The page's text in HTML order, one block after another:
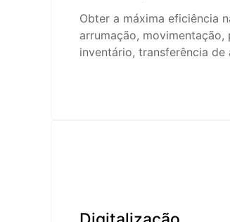
Obter a máxima eficiência
arrumação,
inventário, transferência